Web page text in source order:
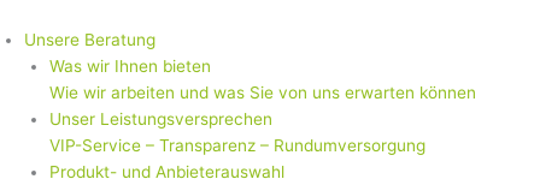
Unsere Beratung
Was wir Ihnen bieten
Wie wir arbeiten und was Sie von uns erwarten können
Unser Leistungsversprechen
VIP-Service – Transparenz – Rundumversorgung
Produkt- und Anbieterauswahl